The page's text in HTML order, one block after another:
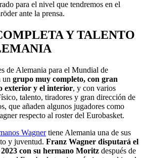
para el nivel que tendremos en el
ante la prensa.
Y TALENTO
de Alemania para el Mundial de
un grupo muy completo, con gran
exterior y el interior, y con varios
talento, tiradores y gran dirección de
que añaden algunos jugadores como
respecto al roster del Eurobasket.
Wagnertiene Alemania una de sus
y juventud. Franz Wagner disputará el
con su hermano Moritz después de